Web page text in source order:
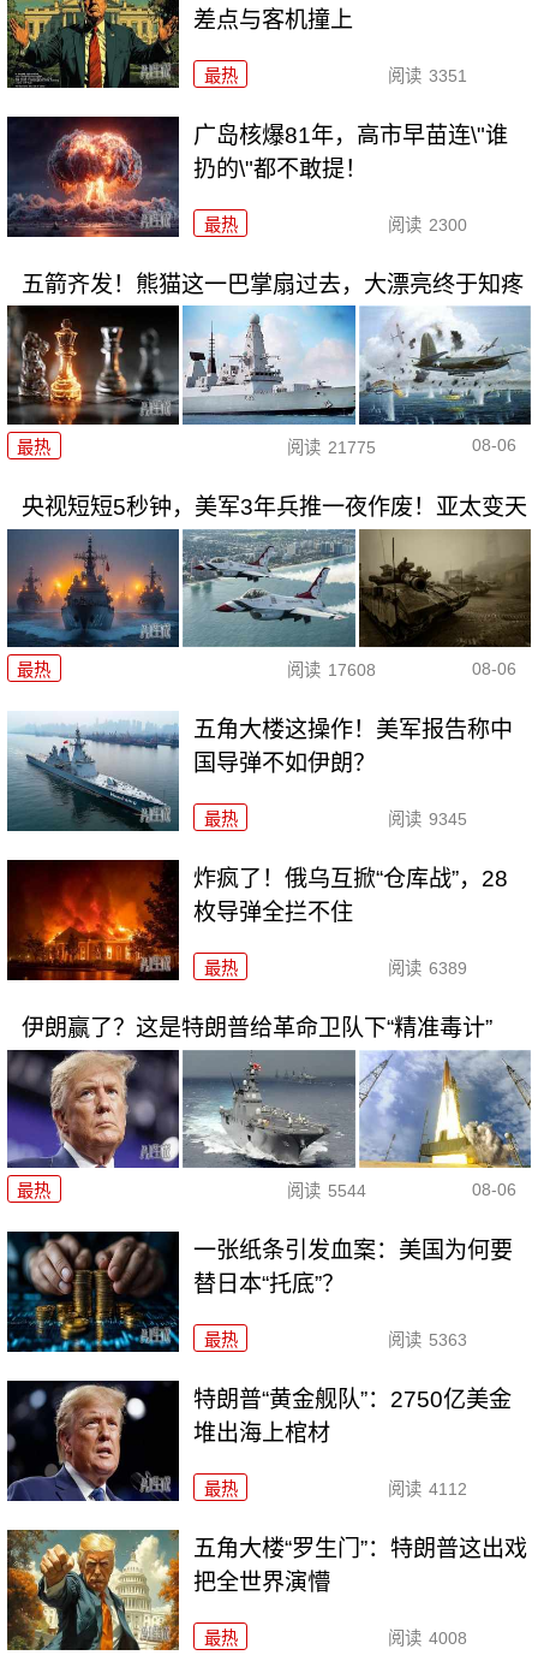
差点与客机撞上
最热 阅读 3351
广岛核爆81年，高市早苗连\"谁
扔的\"都不敢提！
最热 阅读 2300
五箭齐发！熊猫这一巴掌扇过去，大漂亮终于知疼
最热 阅读 21775 08-06
央视短短5秒钟，美军3年兵推一夜作废！亚太变天
最热 阅读 17608 08-06
五角大楼这操作！美军报告称中
国导弹不如伊朗？
最热 阅读 9345
炸疯了！俄乌互掀“仓库战”，28
枚导弹全拦不住
最热 阅读 6389
伊朗赢了？这是特朗普给革命卫队下“精准毒计”
最热 阅读 5544 08-06
一张纸条引发血案：美国为何要
替日本“托底”？
最热 阅读 5363
特朗普“黄金舰队”：2750亿美金
堆出海上棺材
最热 阅读 4112
五角大楼“罗生门”：特朗普这出戏
把全世界演懵
最热 阅读 4008